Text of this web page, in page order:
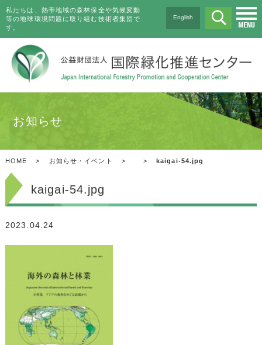
私たちは、熱帯地域の森林保全や気候変動
等の地球環境問題に取り組む技術者集団で
す。
English
お知らせ
HOME > お知らせ・イベント > > kaigai-54.jpg
kaigai-54.jpg
2023.04.24